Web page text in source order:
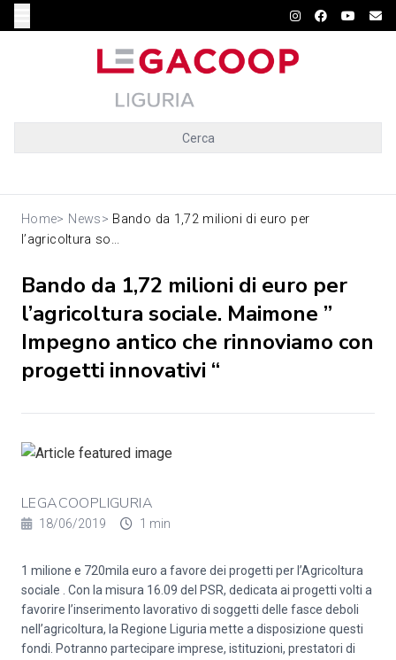
Cerca
Home> News> Bando da 1,72 milioni di euro per
l’agricoltura so...
Bando da 1,72 milioni di euro per
l’agricoltura sociale. Maimone ”
Impegno antico che rinnoviamo con
progetti innovativi “
LEGACOOPLIGURIA
18/06/2019 1 min
1 milione e 720mila euro a favore dei progetti per l’Agricoltura
sociale . Con la misura 16.09 del PSR, dedicata ai progetti volti a
favorire l’inserimento lavorativo di soggetti delle fasce deboli
nell’agricoltura, la Regione Liguria mette a disposizione questi
fondi. Potranno partecipare imprese, istituzioni, prestatori di